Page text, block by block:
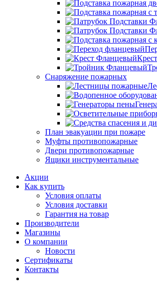
Снаряжение пожарных
План эвакуации при пожаре
Муфты противопожарные
Двери противопожарные
Ящики инструментальные
Акции
Как купить
Условия оплаты
Условия доставки
Гарантия на товар
Производители
Магазины
О компании
Новости
Сертификаты
Контакты